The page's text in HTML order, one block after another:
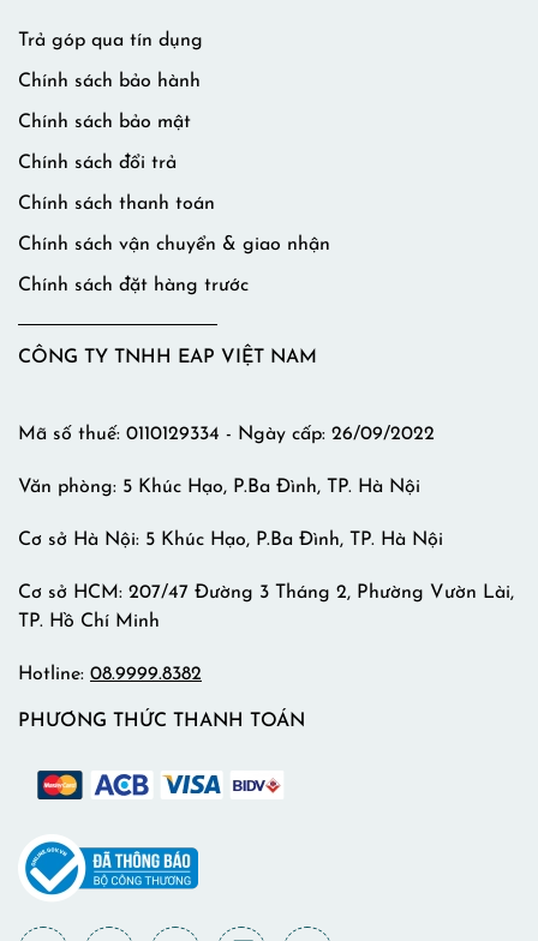
Trả góp qua tín dụng
Chính sách bảo hành
Chính sách bảo mật
Chính sách đổi trả
Chính sách thanh toán
Chính sách vận chuyển & giao nhận
Chính sách đặt hàng trước
CÔNG TY TNHH EAP VIỆT NAM
Mã số thuế: 0110129334 - Ngày cấp: 26/09/2022
Văn phòng: 5 Khúc Hạo, P.Ba Đình, TP. Hà Nội
Cơ sở Hà Nội: 5 Khúc Hạo, P.Ba Đình, TP. Hà Nội
Cơ sở HCM: 207/47 Đường 3 Tháng 2, Phường Vườn Lài,
TP. Hồ Chí Minh
Hotline: 08.9999.8382
PHƯƠNG THỨC THANH TOÁN